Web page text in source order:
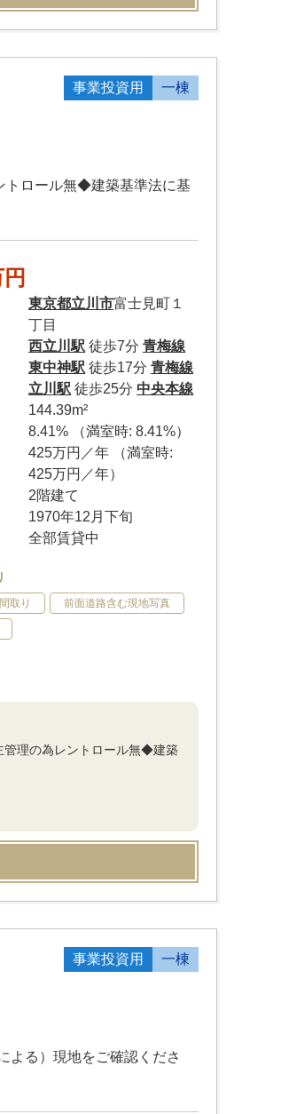
事業投資用 一棟
ロール無◆建築基準法に基
東京都立川市富士見町１
丁目
西立川駅 徒歩7分青梅線
東中神駅 徒歩17分青梅線
立川駅 徒歩25分 中央本線
144.39m²
8.41% （満室時: 8.41%）
425万円／年 （満室時:
425万円／年）
2階建て
1970年12月下旬
全部賃貸中
間取り 前面道路含む現地写真
理の為レントロール無◆建築
事業投資用 一棟
る）現地をご確認くださ